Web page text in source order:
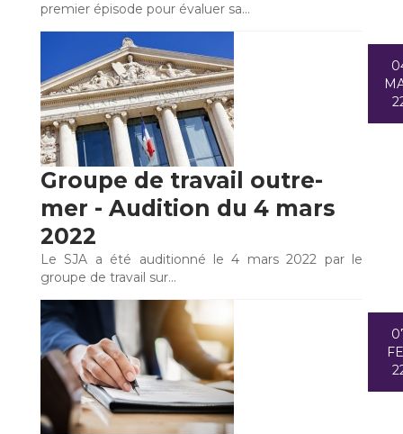
premier épisode pour évaluer sa…
Groupe de travail outre-
mer - Audition du 4 mars
2022
Le SJA a été auditionné le 4 mars 2022 par le
groupe de travail sur…